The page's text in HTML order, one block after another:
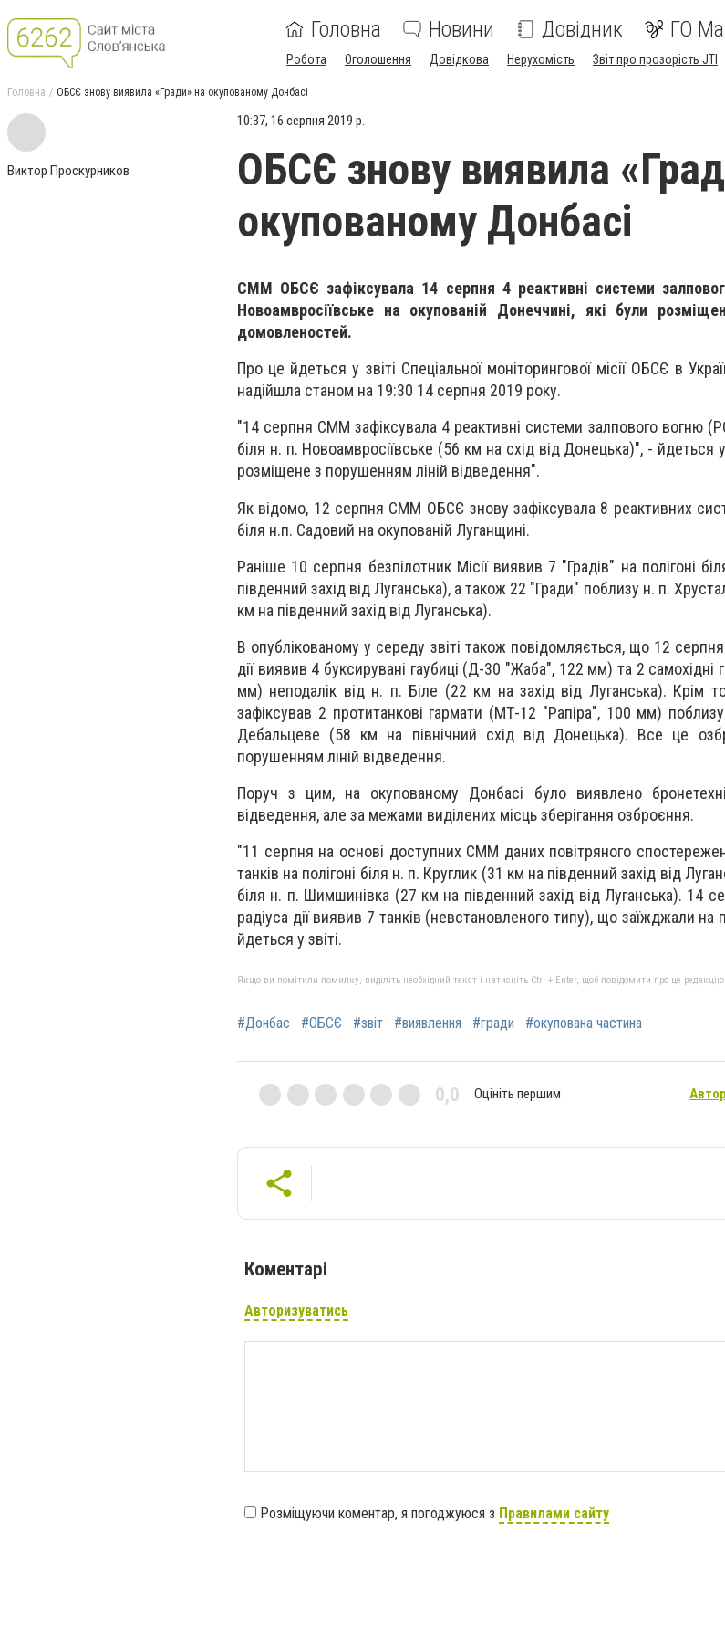
Головна Новини Довідник ГО
Робота Оголошення Довідкова Нерухомість Звіт про прозорість JTI
Головна ОБСЄ знову виявила «Гради» на окупованому Донбасі
Виктор Проскурников
10:37, 16 серпня 2019 р.
ОБСЄ знову виявила
окупованому Донбасі
СММ ОБСЄ зафіксувала 14 серпня 4 реактивні системи
Новоамвросіївське на окупованій Донеччині, які були
домовленостей.
Про це йдеться у звіті Спеціальної моніторингової місії ОБСЄ в
надійшла станом на 19:30 14 серпня 2019 року.
"14 серпня СММ зафіксувала 4 реактивні системи залпового вогню
біля н. п. Новоамвросіївське (56 км на схід від Донецька)", - йдеться
розміщене з порушенням ліній відведення".
Як відомо, 12 серпня СММ ОБСЄ знову зафіксувала 8 реактивних
біля н.п. Садовий на окупованій Луганщині.
Раніше 10 серпня безпілотник Місії виявив 7 "Градів" на полігоні
південний захід від Луганська), а також 22 "Гради" поблизу н. п.
км на південний захід від Луганська).
В опублікованому у середу звіті також повідомляється, що 12
дії виявив 4 буксирувані гаубиці (Д-30 "Жаба", 122 мм) та 2 самохідні
мм) неподалік від н. п. Біле (22 км на захід від Луганська). Крім
зафіксував 2 протитанкові гармати (МТ-12 "Рапіра", 100 мм) поблизу
Дебальцеве (58 км на північний схід від Донецька). Все це
порушенням ліній відведення.
Поруч з цим, на окупованому Донбасі було виявлено
відведення, але за межами виділених місць зберігання озброєння.
"11 серпня на основі доступних СММ даних повітряного
танків на полігоні біля н. п. Круглик (31 км на південний захід від
біля н. п. Шимшинівка (27 км на південний захід від Луганська). 14
радіуса дії виявив 7 танків (невстановленого типу), що заїжджали на
йдеться у звіті.
Якщо ви помітили помилку, виділіть необхідний текст і натисніть Ctrl + Enter, щоб повідомити про це редакцію
#Донбас #ОБСЄ #звіт #виявлення #гради #окупована частина
0,0 Оцініть першим
Коментарі
Авторизуватись
Розміщуючи коментар, я погоджуюся з Правилами сайту